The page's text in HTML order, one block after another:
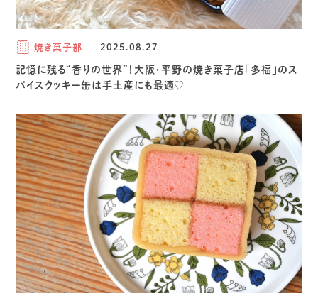
焼き菓子部 2025.08.27
記憶に残る“香りの世界”！大阪・平野の焼き菓子店「多福」のス
パイスクッキー缶は手土産にも最適♡